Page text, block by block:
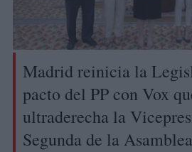
Madrid reinicia la
pacto del PP con Vox
ultraderecha la
Segunda de la Asamblea